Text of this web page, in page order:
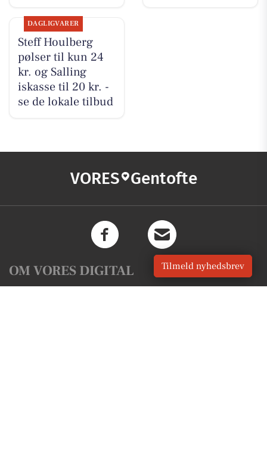
DAGLIGVARER
Steff Houlberg
pølser til kun 24
kr. og Salling
iskasse til 20 kr. -
se de lokale tilbud
VORES Gentofte
OM VORES DIGITAL Tilmeld nyhedsbrev